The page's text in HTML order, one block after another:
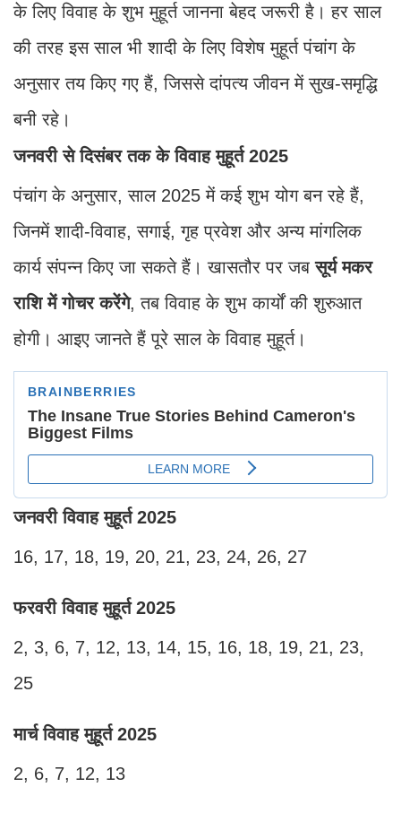
के लिए विवाह के शुभ मुहूर्त जानना बेहद जरूरी है। हर साल
की तरह इस साल भी शादी के लिए विशेष मुहूर्त पंचांग के
अनुसार तय किए गए हैं, जिससे दांपत्य जीवन में सुख-समृद्धि
बनी रहे।
जनवरी से दिसंबर तक के विवाह मुहूर्त 2025
पंचांग के अनुसार, साल 2025 में कई शुभ योग बन रहे हैं,
जिनमें शादी-विवाह, सगाई, गृह प्रवेश और अन्य मांगलिक
कार्य संपन्न किए जा सकते हैं। खासतौर पर जबसूर्य मकर
राशि में गोचर करेंगे, तब विवाह के शुभ कार्यों की शुरुआत
होगी। आइए जानते हैं पूरे साल के विवाह मुहूर्त।
जनवरी विवाह मुहूर्त 2025
16, 17, 18, 19, 20, 21, 23, 24, 26, 27
फरवरी विवाह मुहूर्त 2025
2, 3, 6, 7, 12, 13, 14, 15, 16, 18, 19, 21, 23,
25
मार्च विवाह मुहूर्त 2025
2, 6, 7, 12, 13